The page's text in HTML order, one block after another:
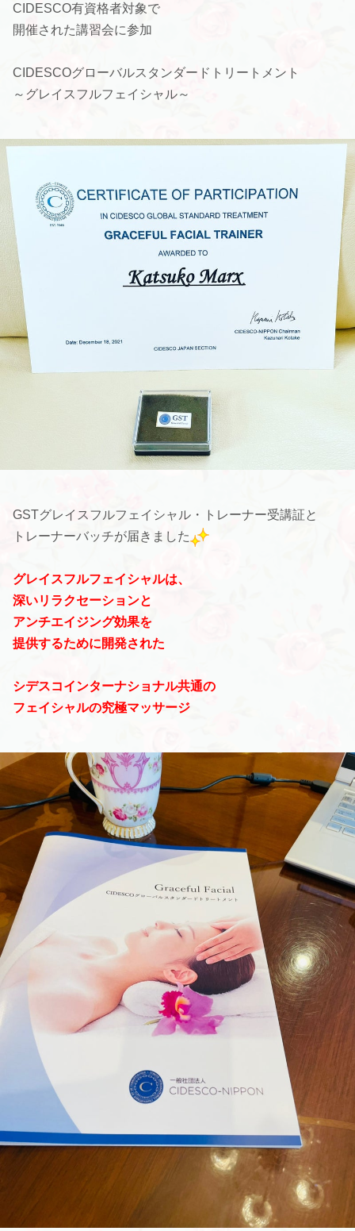
CIDESCO有資格者対象で
開催された講習会に参加
CIDESCOグローバルスタンダードトリートメント
～グレイスフルフェイシャル～
GSTグレイスフルフェイシャル・トレーナー受講証と
トレーナーバッチが届きました
グレイスフルフェイシャルは、
深いリラクセーションと
アンチエイジング効果を
提供するために開発された
シデスコインターナショナル共通の
フェイシャルの究極マッサージ